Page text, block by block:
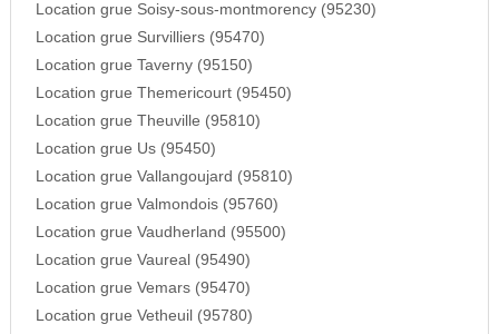
Location grue Soisy-sous-montmorency (95230)
Location grue Survilliers (95470)
Location grue Taverny (95150)
Location grue Themericourt (95450)
Location grue Theuville (95810)
Location grue Us (95450)
Location grue Vallangoujard (95810)
Location grue Valmondois (95760)
Location grue Vaudherland (95500)
Location grue Vaureal (95490)
Location grue Vemars (95470)
Location grue Vetheuil (95780)